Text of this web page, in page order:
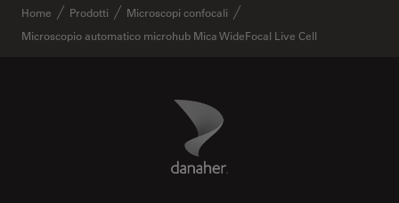
Home Prodotti
Microscopi confocali
Microscopio automatico microhub Mica WideFocal Live Cell
Danaher Logo